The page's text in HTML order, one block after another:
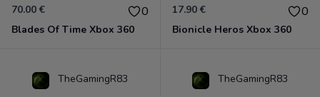
70.00 € 0
Blades Of Time Xbox 360
17.90 € 0
Bionicle Heros Xbox 360
TheGamingR83 TheGamingR83